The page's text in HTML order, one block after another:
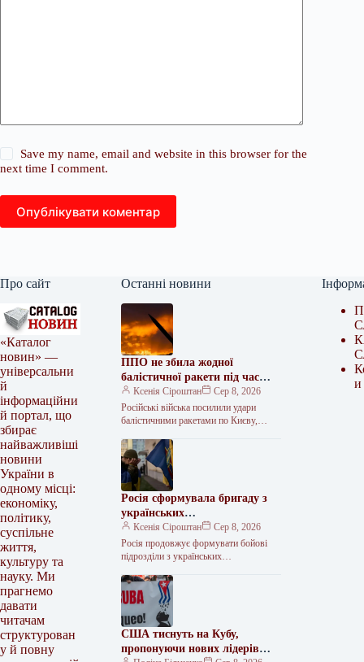
Save my name, email and website in this browser for the
next time I comment.
Опублікувати коментар
Про сайт
«Каталог
новин» —
універсальни
й
інформаційни
й портал, що
збирає
найважливіші
новини
України в
одному місці:
економіку,
політику,
суспільне
життя,
культуру та
науку. Ми
прагнемо
давати
читачам
структурован
у й повну
Останні новини
ППО не збила жодної
балістичної ракети під час
нічної атаки
Ксенія Сіроштан
Сер 8, 2026
Російські війська посилили удари
балістичними ракетами по Києву,
шість зенітно-керованих ракет С-400
та…
Росія сформувала бригаду з
українських
військовополонених
Ксенія Сіроштан
Сер 8, 2026
Росія продовжує формувати бойові
підрозділи з українських
норм міжнародного гуманітарного
права та Женевської конвенції. Про це
США тиснуть на Кубу,
пропонуючи нових лідерів
и